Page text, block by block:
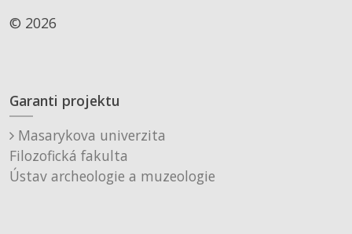
© 2026
Garanti projektu
Masarykova univerzita
Filozofická fakulta
Ústav archeologie a muzeologie